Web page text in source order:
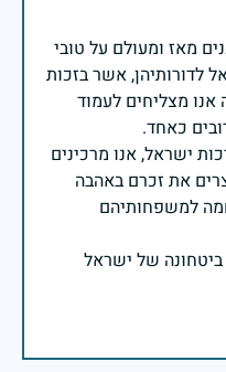
מאז ומעולם על טובי
לדורותיהן, אשר בזכות
מצליחים לעמוד
ישראל, אנו מרכינים
את זכרם באהבה
למשפחותיהם
של ישראל